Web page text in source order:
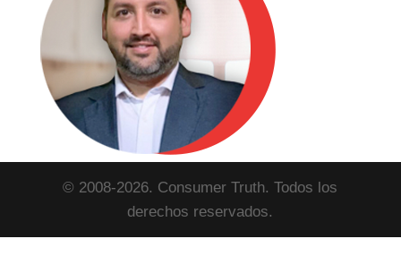
© 2008-2026. Consumer Truth. Todos los
derechos reservados.